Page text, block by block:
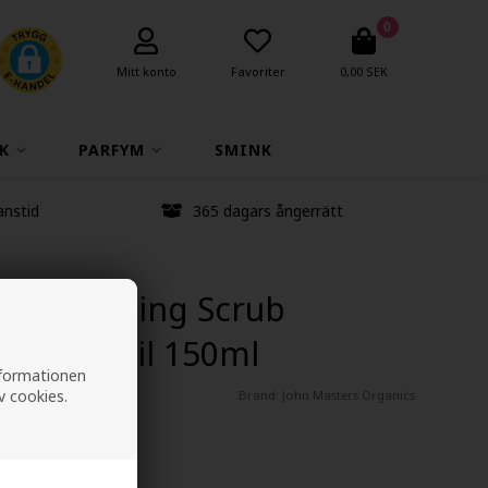
cookies.
Mitt konto Favoriter
0
0,00 SEK
PARFYM SMINK
365 dagars ångerrätt
Exfoliating Scrub
Tree Oil 150ml
Brand: John Masters Organics